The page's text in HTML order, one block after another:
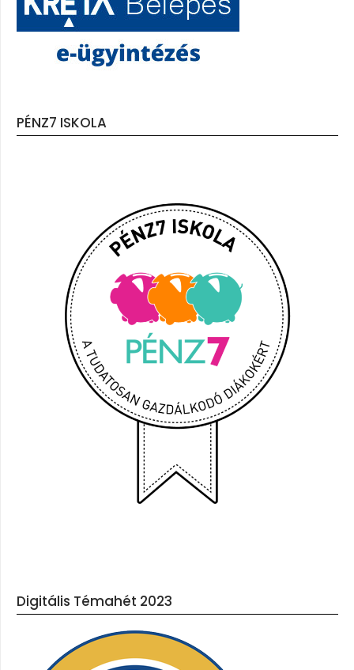
PÉNZ7 ISKOLA
Digitális Témahét 2023